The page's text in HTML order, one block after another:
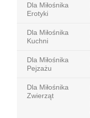
Dla Miłośnika
Erotyki
Dla Miłośnika
Kuchni
Dla Miłośnika
Pejzażu
Dla Miłośnika
Zwierząt